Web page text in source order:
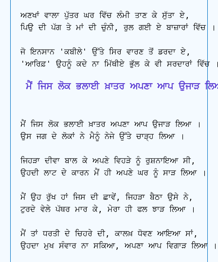
ਅਣਖਾਂ ਵਾਲਾ ਪੁੱਤਰ ਘਰ ਵਿੱਚ ਲੰਮੀ ਤਾਣ ਕੇ ਸੁੱਤਾ ਏ,
ਪਿਉ ਦੀ ਪੱਗ ਤੇ ਮਾਂ ਦੀ ਚੁੰਨੀ, ਰੁਲ ਗਈ ਏ ਬਾਜ਼ਾਰਾਂ ਵਿੱਚ ।
ਜੋ ਇਨਸਾਨ 'ਕਬੀਲੇ' ਉੱਤੇ ਸਿਰ ਵਾਰਣ ਤੋਂ ਡਰਦਾ ਏ,
ਮੈਂ ਜਿਸ ਲੋਕ ਭਲਾਈ ਖ਼ਾਤਰ ਅਪਣਾ ਆਪ ਉਜਾੜ
ਮੈਂ ਜਿਸ ਲੋਕ ਭਲਾਈ ਖ਼ਾਤਰ ਅਪਣਾ ਆਪ ਉਜਾੜ ਲਿਆ ।
ਉਸ ਜਗ ਦੇ ਲੋਕਾਂ ਨੇ ਮੈਨੂੰ ਨੇਜੇ ਉੱਤੇ ਚਾੜ੍ਹ ਲਿਆ ।
ਜਿਹੜਾ ਦੀਵਾ ਬਾਲ ਕੇ ਅਪਣੇ ਵਿਹੜੇ ਨੂੰ ਰੁਸ਼ਨਾਇਆ ਸੀ,
ਉਹਦੀ ਲਾਟ ਦੇ ਕਾਰਨ ਮੈਂ ਹੀ ਅਪਣੇ ਘਰ ਨੂੰ ਸਾੜ ਲਿਆ ।
ਮੈਂ ਉਹ ਰੁੱਖ ਹਾਂ ਜਿਸ ਦੀ ਛਾਵੇਂ, ਜਿਹੜਾ ਬੈਠਾ ਉਸੇ ਨੇ,
ਟੁਰਦੇ ਵੇਲੇ ਪੱਥਰ ਮਾਰ ਕੇ, ਮੇਰਾ ਹੀ ਫਲ ਝਾੜ ਲਿਆ ।
ਮੈਂ ਤਾਂ ਧਰਤੀ ਦੇ ਚਿਹਰੇ ਦੀ, ਕਾਲਖ਼ ਧੋਵਣ ਆਇਆ ਸਾਂ,
ਉਹਦਾ ਮੁਖ ਸੰਵਾਰ ਨਾ ਸਕਿਆ, ਅਪਣਾ ਆਪ ਵਿਗਾੜ ਲਿਆ ।